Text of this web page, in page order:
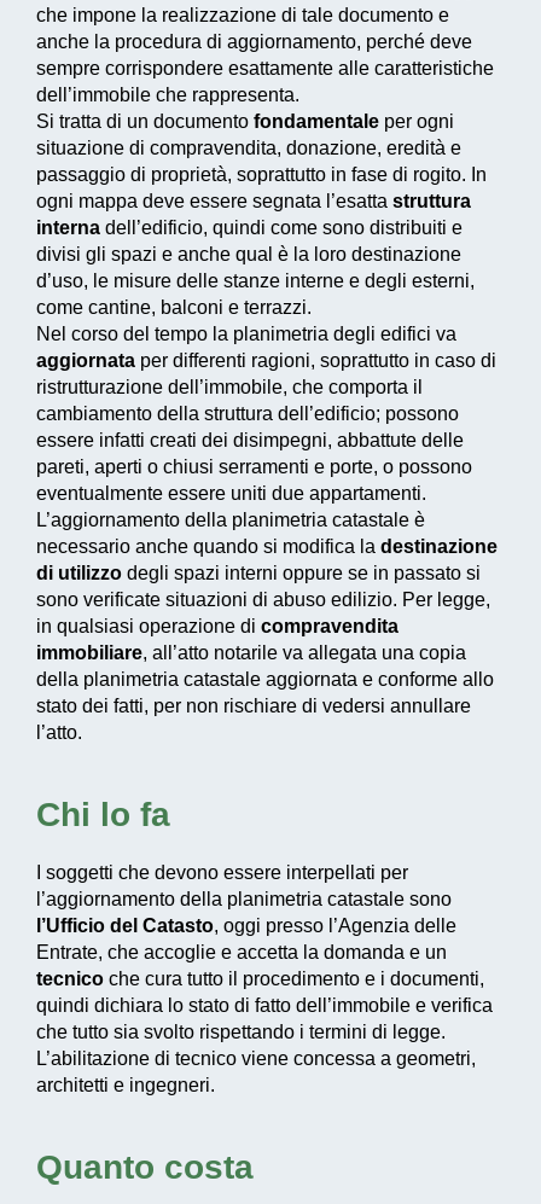
che impone la realizzazione di tale documento e
anche la procedura di aggiornamento, perché deve
sempre corrispondere esattamente alle caratteristiche
dell’immobile che rappresenta.
Si tratta di un documento fondamentale per ogni
situazione di compravendita, donazione, eredità e
passaggio di proprietà, soprattutto in fase di rogito. In
ogni mappa deve essere segnata l’esatta struttura
interna dell’edificio, quindi come sono distribuiti e
divisi gli spazi e anche qual è la loro destinazione
d’uso, le misure delle stanze interne e degli esterni,
come cantine, balconi e terrazzi.
Nel corso del tempo la planimetria degli edifici va
aggiornata per differenti ragioni, soprattutto in caso di
ristrutturazione dell’immobile, che comporta il
cambiamento della struttura dell’edificio; possono
essere infatti creati dei disimpegni, abbattute delle
pareti, aperti o chiusi serramenti e porte, o possono
eventualmente essere uniti due appartamenti.
L’aggiornamento della planimetria catastale è
necessario anche quando si modifica la destinazione
di utilizzo degli spazi interni oppure se in passato si
sono verificate situazioni di abuso edilizio. Per legge,
in qualsiasi operazione di compravendita
immobiliare, all’atto notarile va allegata una copia
della planimetria catastale aggiornata e conforme allo
stato dei fatti, per non rischiare di vedersi annullare
l’atto.
Chi lo fa
I soggetti che devono essere interpellati per
l’aggiornamento della planimetria catastale sono
l’Ufficio del Catasto, oggi presso l’Agenzia delle
Entrate, che accoglie e accetta la domanda e un
tecnico che cura tutto il procedimento e i documenti,
quindi dichiara lo stato di fatto dell’immobile e verifica
che tutto sia svolto rispettando i termini di legge.
L’abilitazione di tecnico viene concessa a geometri,
architetti e ingegneri.
Quanto costa